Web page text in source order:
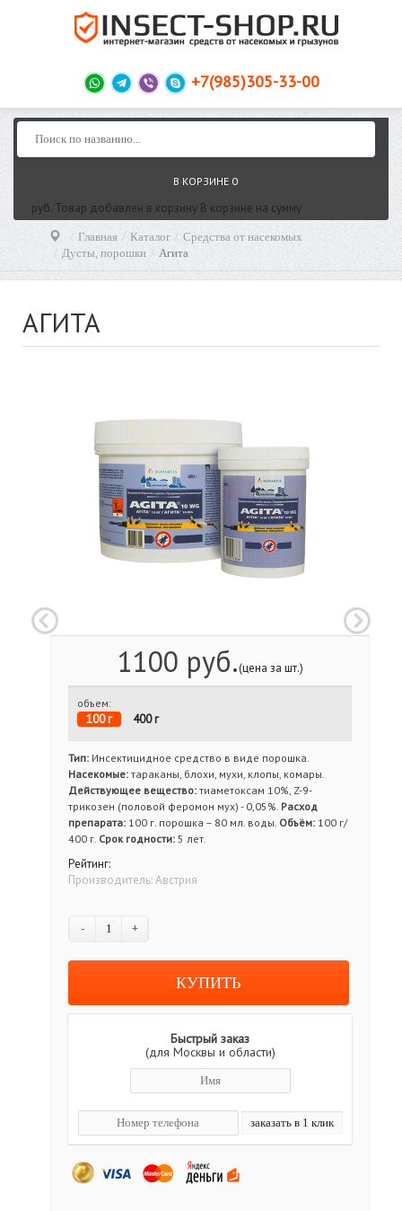
+7(985)305-33-00
В КОРЗИНЕ 0
руб. Товар добавлен в корзину В корзине на сумму
Главная Каталог
Средства от насекомых
Дусты, порошки
Агита
АГИТА
1100 руб.(цена за шт.)
объем:
100 г 400 г
Тип: Инсектицидное средство в виде порошка.
Насекомые: тараканы, блохи, мухи, клопы, комары.
Действующее вещество: тиаметоксам 10%, Z-9-
трикозен (половой феромон мух) - 0,05%. Расход
препарата: 100 г. порошка – 80 мл. воды. Объём: 100 г/
400 г. Срок годности: 5 лет.
Рейтинг:
Производитель:Австрия
- +
Быстрый заказ
(для Москвы и области)